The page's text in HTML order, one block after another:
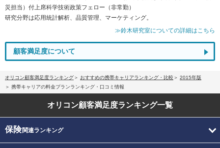
災担当）付上席科学技術政策フェロー（非常勤）
研究分野は応用統計解析、品質管理、マーケティング。
≫鈴木研究室についての詳細はこちら
顧客満足度について
オリコン顧客満足度ランキング おすすめの携帯キャリアランキング・比較
2015年版
携帯キャリアの料金プランランキング・口コミ情報
オリコン顧客満足度ランキング一覧
保険関連ランキング